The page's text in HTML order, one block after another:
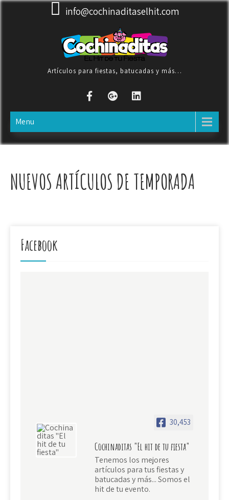
Skip
info@cochinaditaselhit.com
Artículos para fiestas, batucadas y más…
Menu
NUEVOS ARTÍCULOS DE TEMPORADA
Facebook
30,453
Cochinaditas "El hit de tu fiesta"
Tenemos los mejores
artículos para tus fiestas y
batucadas y más... Somos el
hit de tu evento.